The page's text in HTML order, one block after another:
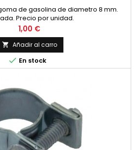
de gasolina de diametro 8 mm.
Precio por unidad.
Precio
1,00 €
 Añadir al carro
 En stock